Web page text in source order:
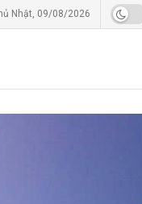
Nhật, 09/08/2026